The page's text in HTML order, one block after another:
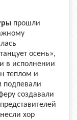
прошли
осень»,
в исполнении
теплом и
подпевали
создавали
хор